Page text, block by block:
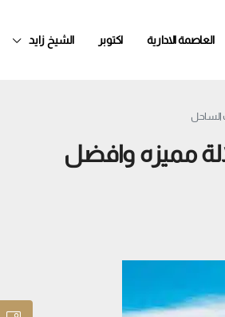
العاصمة الادارية اكتوبر الشيخ زايد
مميزه وافضل